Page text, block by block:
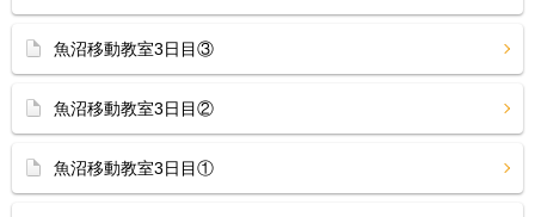
魚沼移動教室3日目③
魚沼移動教室3日目②
魚沼移動教室3日目①